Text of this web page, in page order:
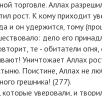
торговле. Аллах
рост. К кому приходит
и он удержится, тому
дело его
те - обитатели
Уничтожает Аллах
Поистине, Аллах не
грешника! (277).
которые уверовали, и